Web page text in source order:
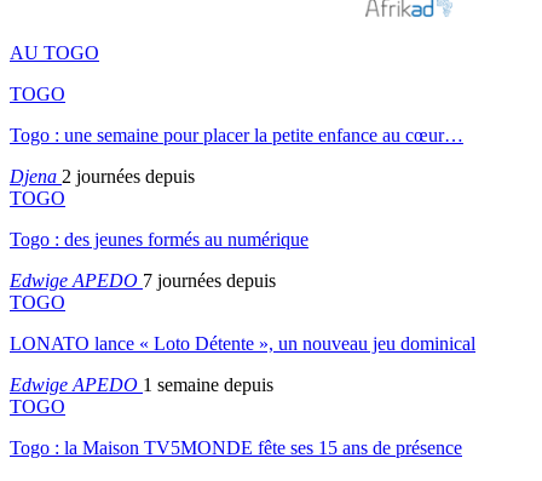
AU TOGO
TOGO
Togo : une semaine pour placer la petite enfance au cœur…
Djena 2 journées depuis
TOGO
Togo : des jeunes formés au numérique
Edwige APEDO 7 journées depuis
TOGO
LONATO lance « Loto Détente », un nouveau jeu dominical
Edwige APEDO 1 semaine depuis
TOGO
Togo : la Maison TV5MONDE fête ses 15 ans de présence